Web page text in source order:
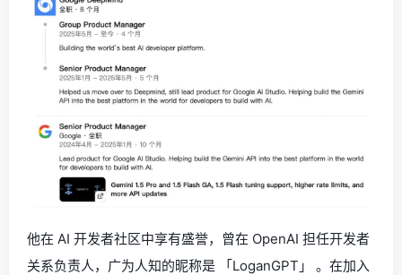
他在 AI 开发者社区中享有盛誉，曾在 OpenAI 担任开发者
关系负责人，广为人知的昵称是 「LoganGPT」 。在加入